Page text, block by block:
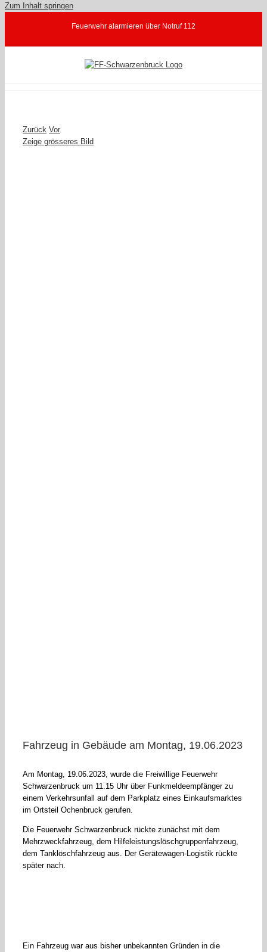
Zum Inhalt springen
Feuerwehr alarmieren über Notruf 112
Zurück Vor
Zeige grösseres Bild
Fahrzeug in Gebäude am Montag, 19.06.2023
Am Montag, 19.06.2023, wurde die Freiwillige Feuerwehr
Schwarzenbruck um 11.15 Uhr über Funkmeldeempfänger zu
einem Verkehrsunfall auf dem Parkplatz eines Einkaufsmarktes
im Ortsteil Ochenbruck gerufen.
Die Feuerwehr Schwarzenbruck rückte zunächst mit dem
Mehrzweckfahrzeug, dem Hilfeleistungslöschgruppenfahrzeug,
dem Tanklöschfahrzeug aus. Der Gerätewagen-Logistik rückte
später nach.
Ein Fahrzeug war aus bisher unbekannten Gründen in die